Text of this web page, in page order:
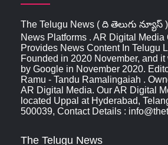
The Telugu News ( ది తెలుగు న్యూస్‌
News Platforms . AR Digital Media
Provides News Content In Telugu
Founded in 2020 November, and it
by Google in November 2020.
Ramu - Tandu Ramalingaiah .
AR Digital Media. Our AR Digital
located Uppal at Hyderabad,
500039, Contact Details :
The Telugu News